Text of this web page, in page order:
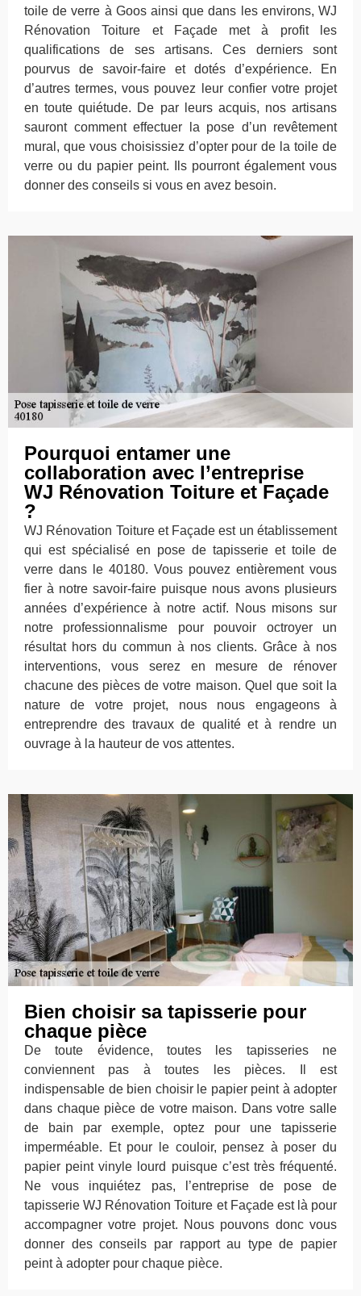
toile de verre à Goos ainsi que dans les environs, WJ
Rénovation Toiture et Façade met à profit les
qualifications de ses artisans. Ces derniers sont
pourvus de savoir-faire et dotés d’expérience. En
d’autres termes, vous pouvez leur confier votre projet
en toute quiétude. De par leurs acquis, nos artisans
sauront comment effectuer la pose d’un revêtement
mural, que vous choisissiez d’opter pour de la toile de
verre ou du papier peint. Ils pourront également vous
donner des conseils si vous en avez besoin.
Pourquoi entamer une
collaboration avec l’entreprise
WJ Rénovation Toiture et Façade
?
WJ Rénovation Toiture et Façade est un établissement
qui est spécialisé en pose de tapisserie et toile de
verre dans le 40180. Vous pouvez entièrement vous
fier à notre savoir-faire puisque nous avons plusieurs
années d’expérience à notre actif. Nous misons sur
notre professionnalisme pour pouvoir octroyer un
résultat hors du commun à nos clients. Grâce à nos
interventions, vous serez en mesure de rénover
chacune des pièces de votre maison. Quel que soit la
nature de votre projet, nous nous engageons à
entreprendre des travaux de qualité et à rendre un
ouvrage à la hauteur de vos attentes.
Bien choisir sa tapisserie pour
chaque pièce
De toute évidence, toutes les tapisseries ne
conviennent pas à toutes les pièces. Il est
indispensable de bien choisir le papier peint à adopter
dans chaque pièce de votre maison. Dans votre salle
de bain par exemple, optez pour une tapisserie
imperméable. Et pour le couloir, pensez à poser du
papier peint vinyle lourd puisque c’est très fréquenté.
Ne vous inquiétez pas, l’entreprise de pose de
tapisserie WJ Rénovation Toiture et Façade est là pour
accompagner votre projet. Nous pouvons donc vous
donner des conseils par rapport au type de papier
peint à adopter pour chaque pièce.